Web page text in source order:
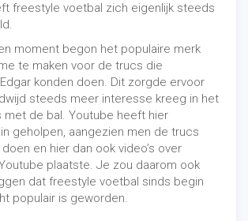
freestyle voetbal zich eigenlijk steeds
moment begon het populaire merk
te maken voor de trucs die
konden doen. Dit zorgde ervoor
steeds meer interesse kreeg in het
met de bal. Youtube heeft hier
geholpen, aangezien men de trucs
en hier dan ook video’s over
plaatste. Je zou daarom ook
dat freestyle voetbal sinds begin
populair is geworden.